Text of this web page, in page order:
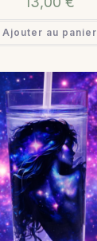
Ajouter au panier